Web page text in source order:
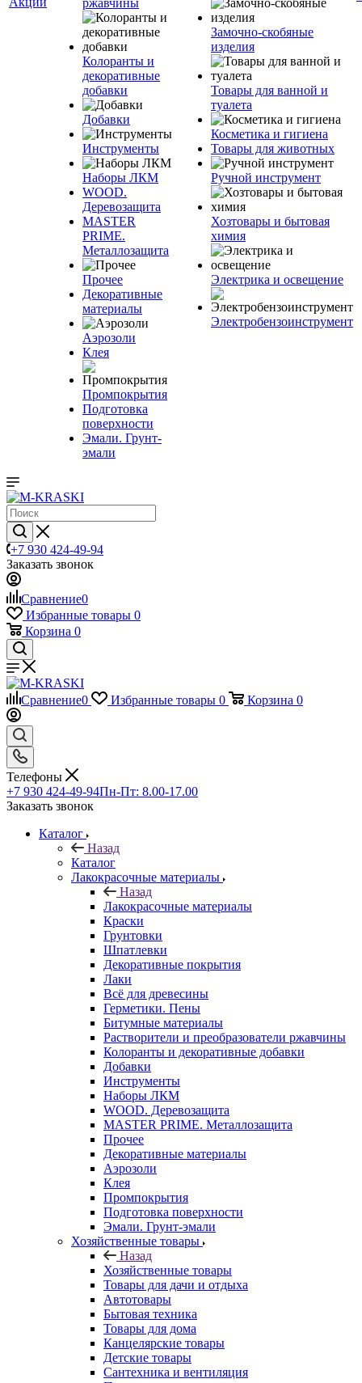
ржавчины
Колоранты и
декоративные
добавки
Добавки
Инструменты
Наборы ЛКМ
WOOD.
Деревозащита
MASTER
PRIME.
Металлозащита
Прочее
Декоративные
материалы
Аэрозоли
Клея
Промпокрытия
Подготовка
поверхности
Эмали. Грунт-
эмали
Замочно-скобяные
изделия
Товары для ванной и
туалета
Косметика и гигиена
Товары для животных
Ручной инструмент
Хозтовары и бытовая
химия
Электрика и освещение
Электробензоинструмент
+7 930 424-49-94
Заказать звонок
Сравнение0
Избранные товары 0
Корзина 0
Сравнение0 Избранные товары 0 Корзина 0
Телефоны
+7 930 424-49-94Пн-Пт: 8.00-17.00
Заказать звонок
Каталог
Назад
Каталог
Лакокрасочные материалы
Назад
Лакокрасочные материалы
Краски
Грунтовки
Шпатлевки
Декоративные покрытия
Лаки
Всё для древесины
Герметики. Пены
Битумные материалы
Растворители и преобразователи ржавчины
Колоранты и декоративные добавки
Добавки
Инструменты
Наборы ЛКМ
WOOD. Деревозащита
MASTER PRIME. Металлозащита
Прочее
Декоративные материалы
Аэрозоли
Клея
Промпокрытия
Подготовка поверхности
Эмали. Грунт-эмали
Хозяйственные товары
Назад
Хозяйственные товары
Товары для дачи и отдыха
Автотовары
Бытовая техника
Товары для дома
Канцелярские товары
Детские товары
Сантехника и вентиляция